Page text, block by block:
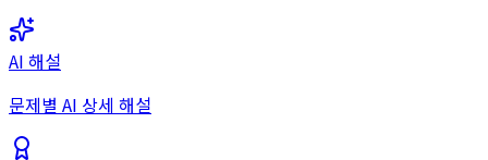
AI 해설
문제별 AI 상세 해설